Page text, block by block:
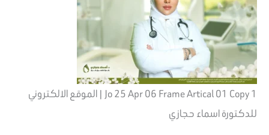
Jo 25 Apr 06 Frame Artical 01 Copy 1 | الموقع الالكتروني
للدكتورة اسماء حجازي